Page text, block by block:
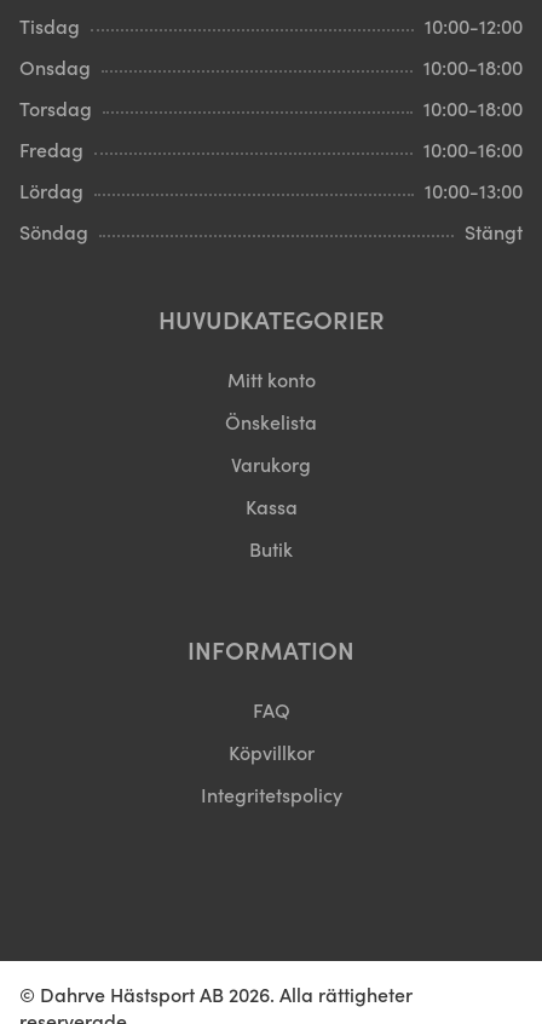
Tisdag
10:00-12:00
Onsdag
10:00-18:00
Torsdag
10:00-18:00
Fredag
10:00-16:00
Lördag
10:00-13:00
Söndag
Stängt
HUVUDKATEGORIER
Mitt konto
Önskelista
Varukorg
Kassa
Butik
INFORMATION
FAQ
Köpvillkor
Integritetspolicy
© Dahrve Hästsport AB 2026. Alla rättigheter